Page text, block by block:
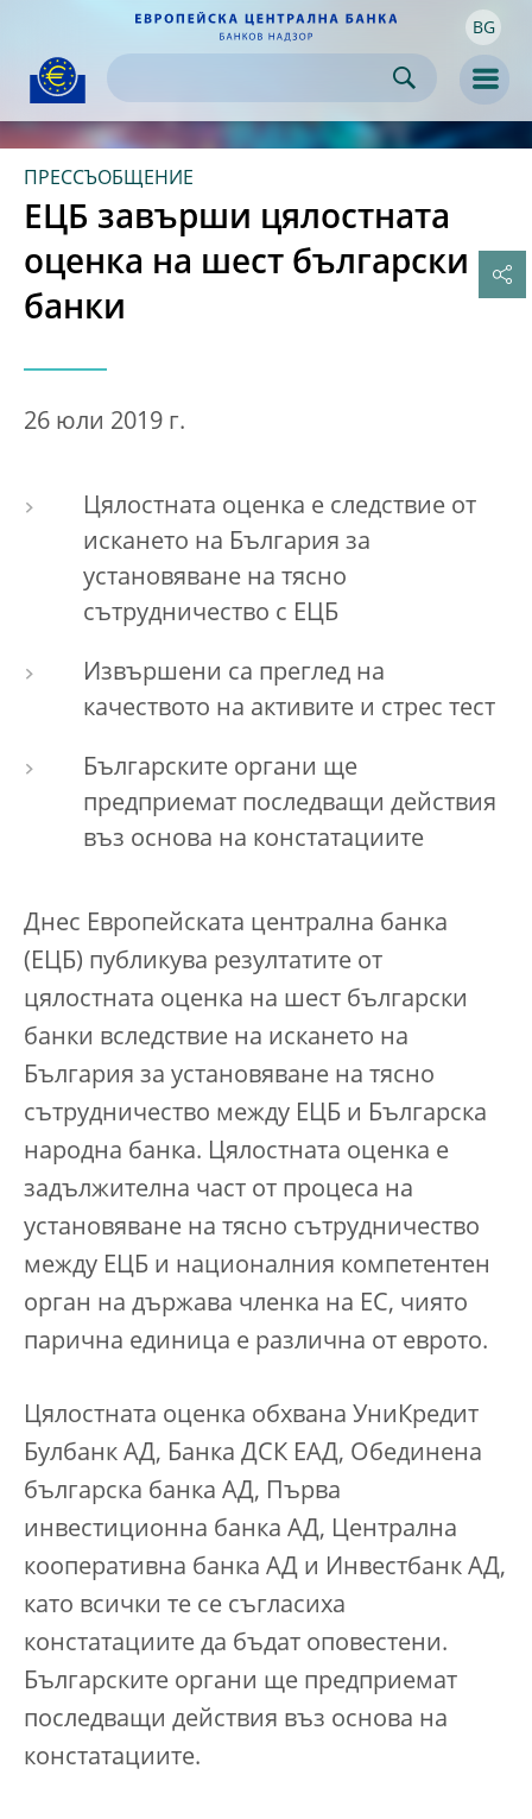
Skip to
content BG
ПРЕССЪОБЩЕНИЕ
ЕЦБ завърши цялостната
оценка на шест български
банки
26 юли 2019 г.
Цялостната оценка е следствие от
искането на България за
установяване на тясно
сътрудничество с ЕЦБ
Извършени са преглед на
качеството на активите и стрес тест
Българските органи ще
предприемат последващи действия
въз основа на констатациите
Днес Европейската централна банка
(ЕЦБ) публикува резултатите от
цялостната оценка на шест български
банки вследствие на искането на
България за установяване на тясно
сътрудничество между ЕЦБ и Българска
народна банка. Цялостната оценка е
задължителна част от процеса на
установяване на тясно сътрудничество
между ЕЦБ и националния компетентен
орган на държава членка на ЕС, чиято
парична единица е различна от еврото.
Цялостната оценка обхвана УниКредит
Булбанк АД, Банка ДСК ЕАД, Обединена
българска банка АД, Първа
инвестиционна банка АД, Централна
кооперативна банка АД и Инвестбанк АД,
като всички те се съгласиха
констатациите да бъдат оповестени.
Българските органи ще предприемат
последващи действия въз основа на
констатациите.